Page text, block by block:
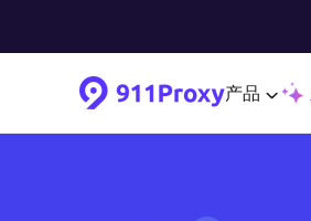
产品